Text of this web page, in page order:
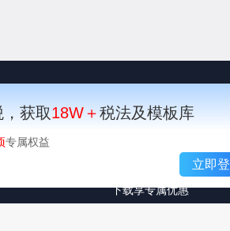
下载享专属优惠
获取18W＋税法及模板库
专属权益
立即